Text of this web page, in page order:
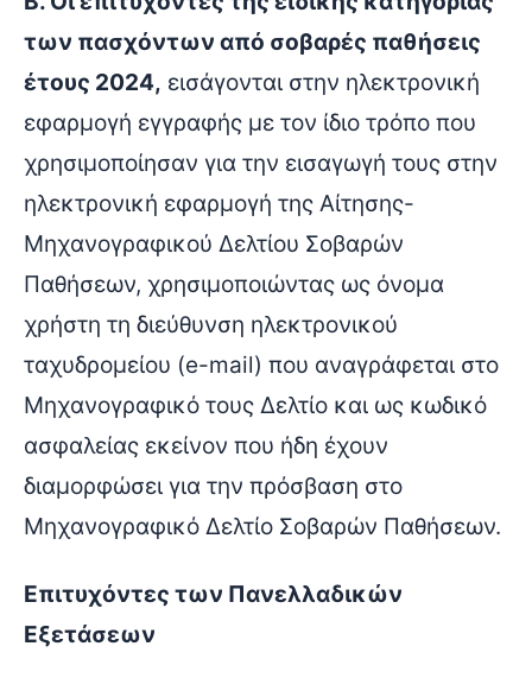
των πασχόντων από σοβαρές παθήσεις
έτους 2024, εισάγονται στην ηλεκτρονική
εφαρμογή εγγραφής με τον ίδιο τρόπο που
χρησιμοποίησαν για την εισαγωγή τους στην
ηλεκτρονική εφαρμογή της Αίτησης-
Μηχανογραφικού Δελτίου Σοβαρών
Παθήσεων, χρησιμοποιώντας ως όνομα
χρήστη τη διεύθυνση ηλεκτρονικού
ταχυδρομείου (e-mail) που αναγράφεται στο
Μηχανογραφικό τους Δελτίο και ως κωδικό
ασφαλείας εκείνον που ήδη έχουν
διαμορφώσει για την πρόσβαση στο
Μηχανογραφικό Δελτίο Σοβαρών Παθήσεων.
Επιτυχόντες των Πανελλαδικών
Εξετάσεων